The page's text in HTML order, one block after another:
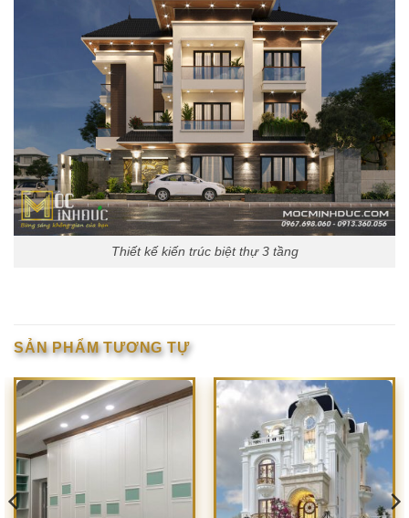
Thiết kế kiến trúc biệt thự 3 tầng
SẢN PHẨM TƯƠNG TỰ